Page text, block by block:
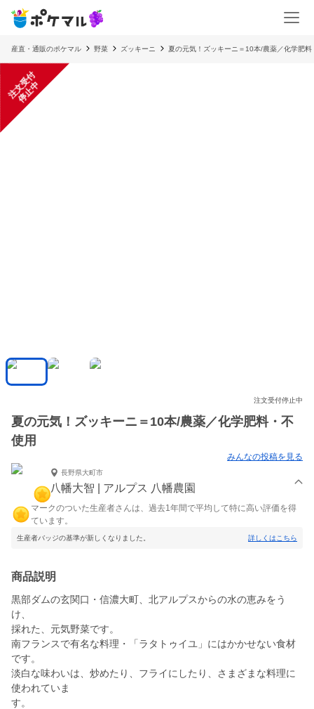
産直・通販のポケマル 野菜 ズッキーニ 夏の元気！ズッキーニ＝10本/農薬／化学肥料
注
文
受
付
停
止
中
注文受付停止中
夏の元気！ズッキーニ＝10本/農薬／化学肥料・不
使用
みんなの投稿を見る
長野県大町市
八幡大智 | アルプス 八幡農園
マークのついた生産者さんは、過去1年間で平均して特に高い評価を得
ています。
生産者バッジの基準が新しくなりました。 詳しくはこちら
商品説明
黒部ダムの玄関口・信濃大町、北アルプスからの水の恵みをう
け、
採れた、元気野菜です。
南フランスで有名な料理・「ラタトゥイユ」にはかかせない食材
です。
淡白な味わいは、炒めたり、フライにしたり、さまざまな料理に
使われていま
す。